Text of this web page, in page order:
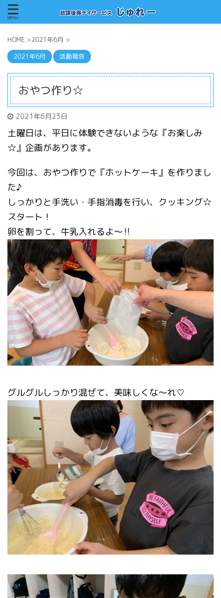
HOME >2021年6月 >
2021年6月
活動報告
おやつ作り☆
2021年6月23日
土曜日は、平日に体験できないような『お楽しみ
☆』企画があります。
今回は、おやつ作りで『ホットケーキ』を作りまし
た♪
しっかりと手洗い・手指消毒を行い、クッキング☆
スタート！
卵を割って、牛乳入れるよ～‼
グルグルしっかり混ぜて、美味しくな～れ♡